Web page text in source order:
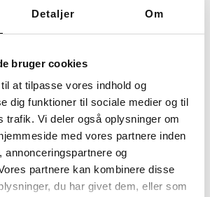
Detaljer Om
bruger cookies
at tilpasse vores indhold og
dig funktioner til sociale medier og til
trafik. Vi deler også oplysninger om
med vores partnere inden
annonceringspartnere og
partnere kan kombinere disse
du har givet dem, eller som
Tagget
Specialundervisning
Specialundervisning
Skrevet den 2. marts 2021
Kursuscenter SputnikFagartikler